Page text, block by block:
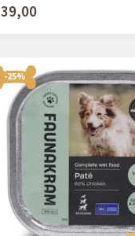
39,00
-25%